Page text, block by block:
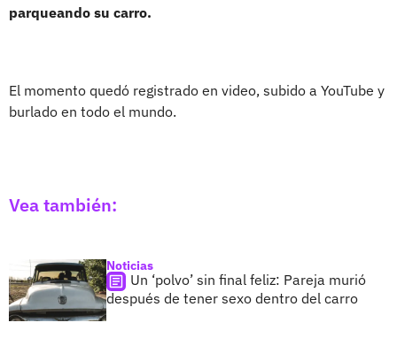
parqueando su carro.
El momento quedó registrado en video, subido a YouTube y
burlado en todo el mundo.
Vea también:
Noticias
Un ‘polvo’ sin final feliz: Pareja murió
después de tener sexo dentro del carro